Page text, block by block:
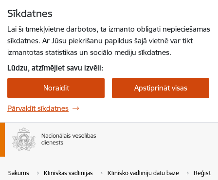
Sīkdatnes
Lai šī tīmekļvietne darbotos, tā izmanto obligāti nepieciešamās
sīkdatnes. Ar Jūsu piekrišanu papildus šajā vietnē var tikt
izmantotas statistikas un sociālo mediju sīkdatnes.
Lūdzu, atzīmējiet savu izvēli:
Noraidīt Apstiprināt visas
Pārvaldīt sīkdatnes
Sākums Klīniskās vadlīnijas Klīnisko vadlīniju datu bāze